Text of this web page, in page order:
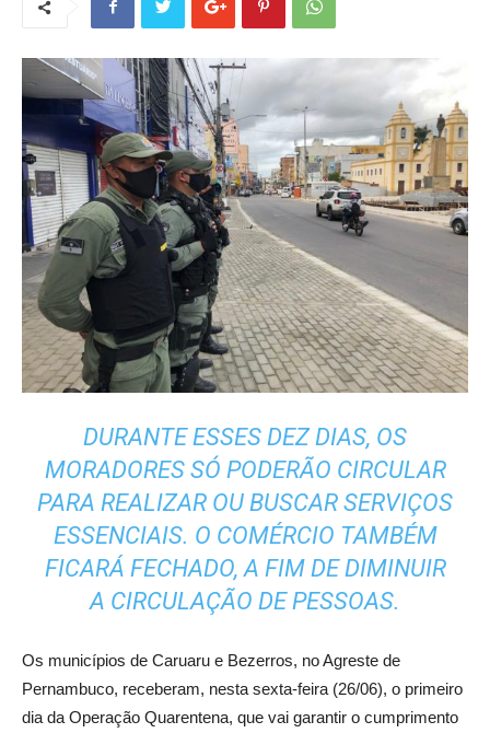
DURANTE ESSES DEZ DIAS, OS
MORADORES SÓ PODERÃO CIRCULAR
PARA REALIZAR OU BUSCAR SERVIÇOS
ESSENCIAIS. O COMÉRCIO TAMBÉM
FICARÁ FECHADO, A FIM DE DIMINUIR
A CIRCULAÇÃO DE PESSOAS.
Os municípios de Caruaru e Bezerros, no Agreste de
Pernambuco, receberam, nesta sexta-feira (26/06), o primeiro
dia da Operação Quarentena, que vai garantir o cumprimento